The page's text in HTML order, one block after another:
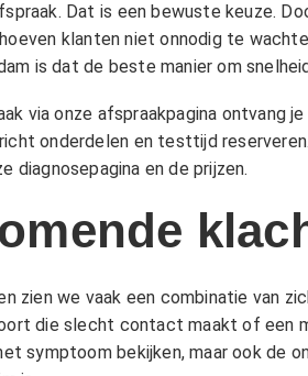
Dat is een bewuste keuze.
klanten niet onnodig te
is dat de beste manier om
via onze afspraakpagina ontvang je
onderdelen en testtijd
diagnosepagina en de prijzen.
zien we vaak een combinatie van
die slecht contact maakt of een
symptoom bekijken, maar ook de